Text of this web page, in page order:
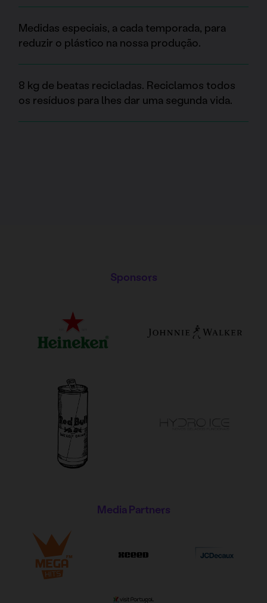
Medidas especiais, a cada temporada, para
reduzir o plástico na nossa produção.
8 kg de beatas recicladas. Reciclamos todos
os resíduos para lhes dar uma segunda vida.
Sponsors
Media Partners